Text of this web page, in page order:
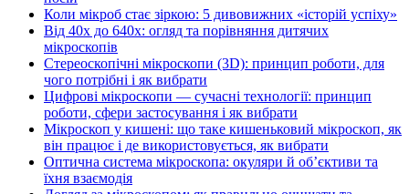
Коли мікроб стає зіркою: 5 дивовижних «історій успіху»
Від 40x до 640x: огляд та порівняння дитячих
мікроскопів
Стереоскопічні мікроскопи (3D): принцип роботи, для
чого потрібні і як вибрати
Цифрові мікроскопи — сучасні технології: принцип
роботи, сфери застосування і як вибрати
Мікроскоп у кишені: що таке кишеньковий мікроскоп, як
він працює і де використовується, як вибрати
Оптична система мікроскопа: окуляри й об’єктиви та
їхня взаємодія